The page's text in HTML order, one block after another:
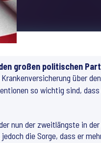
großen politischen
über
so wichtig sind,
nun der zweitlängste in
die Sorge, dass er